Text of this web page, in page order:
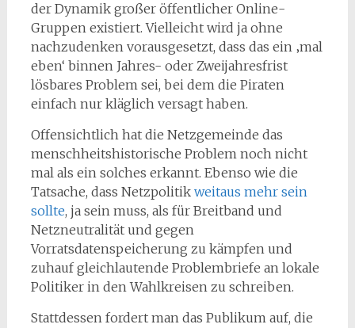
der Dynamik großer öffentlicher Online-
Gruppen existiert. Vielleicht wird ja ohne
nachzudenken vorausgesetzt, dass das ein ‚mal
eben‘ binnen Jahres- oder Zweijahresfrist
lösbares Problem sei, bei dem die Piraten
einfach nur kläglich versagt haben.
Offensichtlich hat die Netzgemeinde das
menschheitshistorische Problem noch nicht
mal als ein solches erkannt. Ebenso wie die
Tatsache, dass Netzpolitik weitaus mehr sein
sollte, ja sein muss, als für Breitband und
Netzneutralität und gegen
Vorratsdatenspeicherung zu kämpfen und
zuhauf gleichlautende Problembriefe an lokale
Politiker in den Wahlkreisen zu schreiben.
Stattdessen fordert man das Publikum auf, die